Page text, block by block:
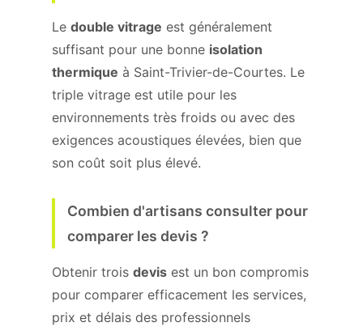
Le double vitrage est généralement
suffisant pour une bonne isolation
thermique à Saint-Trivier-de-Courtes. Le
triple vitrage est utile pour les
environnements très froids ou avec des
exigences acoustiques élevées, bien que
son coût soit plus élevé.
Combien d'artisans consulter pour
comparer les devis ?
Obtenir trois devis est un bon compromis
pour comparer efficacement les services,
prix et délais des professionnels